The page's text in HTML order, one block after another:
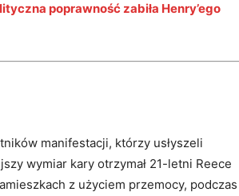
poprawność zabiła Henry’ego
manifestacji, którzy usłyszeli
wymiar kary otrzymał 21-letni Reece
z użyciem przemocy, podczas